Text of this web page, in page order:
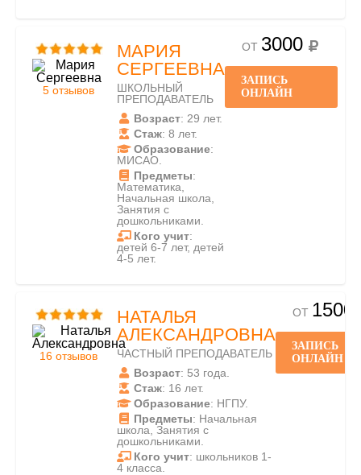
5 отзывов
МАРИЯ
СЕРГЕЕВНА
ШКОЛЬНЫЙ
ПРЕПОДАВАТЕЛЬ
Возраст: 29 лет.
Стаж: 8 лет.
Образование:
МИСАО.
Предметы:
Математика,
Начальная школа,
Занятия с
дошкольниками.
Кого учит:
детей 6-7 лет, детей
4-5 лет.
ОТ 3000
ЗАПИСЬ
ОНЛАЙН
16 отзывов
НАТАЛЬЯ
АЛЕКСАНДРОВНА
ЧАСТНЫЙ ПРЕПОДАВАТЕЛЬ
Возраст: 53 года.
Стаж: 16 лет.
Образование: НГПУ.
Предметы: Начальная
школа, Занятия с
дошкольниками.
Кого учит: школьников 1-
4 класса.
ОТ 1500
ЗАПИСЬ
ОНЛАЙН